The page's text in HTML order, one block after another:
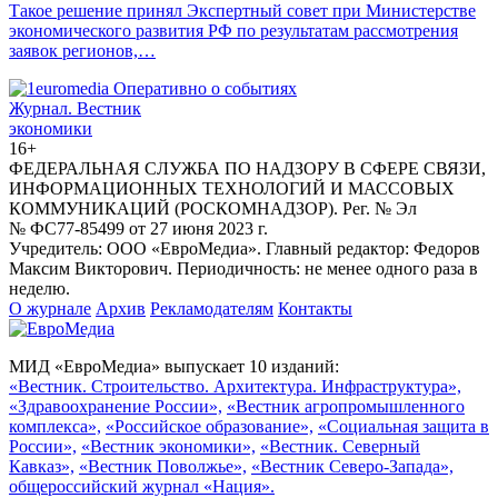
Такое решение принял Экспертный совет при Министерстве
экономического развития РФ по результатам рассмотрения
заявок регионов,…
Журнал. Вестник
экономики
16+
ФЕДЕРАЛЬНАЯ СЛУЖБА ПО НАДЗОРУ В СФЕРЕ СВЯЗИ,
ИНФОРМАЦИОННЫХ ТЕХНОЛОГИЙ И МАССОВЫХ
КОММУНИКАЦИЙ (РОСКОМНАДЗОР). Рег. № Эл
№ ФС77-85499 от 27 июня 2023 г.
Учредитель: ООО «ЕвроМедиа». Главный редактор: Федоров
Максим Викторович. Периодичность: не менее одного раза в
неделю.
О журнале Архив Рекламодателям Контакты
МИД «ЕвроМедиа» выпускает 10 изданий:
«Вестник. Строительство. Архитектура. Инфраструктура»,
«Здравоохранение России», «Вестник агропромышленного
комплекса», «Российское образование», «Социальная защита в
России», «Вестник экономики», «Вестник. Северный
Кавказ», «Вестник Поволжье», «Вестник Северо-Запада»,
общероссийский журнал «Нация».